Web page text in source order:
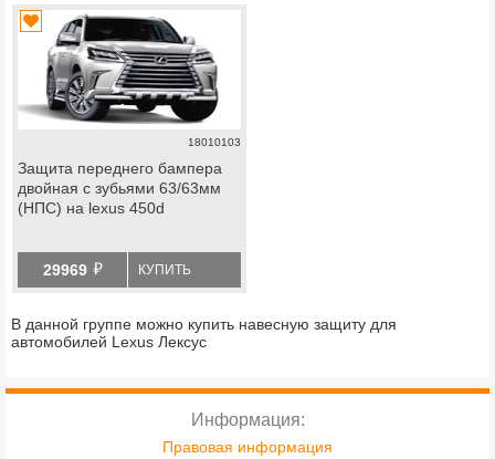
18010103
Защита переднего бампера
двойная с зубьями 63/63мм
(НПС) на lexus 450d
29969 й КУПИТЬ
В данной группе можно купить навесную защиту для
автомобилей Lexus Лексус
Информация:
Правовая информация